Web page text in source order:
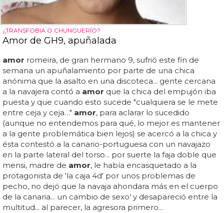
¿TRANSFOBIA O CHUNGUERÍO?
Amor de GH9, apuñalada
amor romeira, de gran hermano 9, sufrió este fin de
semana un apuñalamiento por parte de una chica
anónima que la asalto en una discoteca... gente cercana
a la navajera contó a amor que la chica del empujón iba
puesta y que cuando esto sucede "cualquiera se le mete
entre ceja y ceja…" amor, para aclarar lo sucedido
(aunque no entendemos para qué, lo mejor es mantener
a la gente problemática bien lejos) se acercó a la chica y
ésta contestó a la canario-portuguesa con un navajazo
en la parte lateral del torso... por suerte la faja doble que
mensi, madre de amor, le había encasquetado a la
protagonista de 'la caja 4d' por unos problemas de
pecho, no dejó que la navaja ahondara más en el cuerpo
de la canaria... un cambio de sexo' y desapareció entre la
multitud... al parecer, la agresora primero...